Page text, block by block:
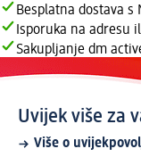
Besplatna dostava s
Isporuka na adresu
Sakupljanje dm
Uvijek više za
Više o